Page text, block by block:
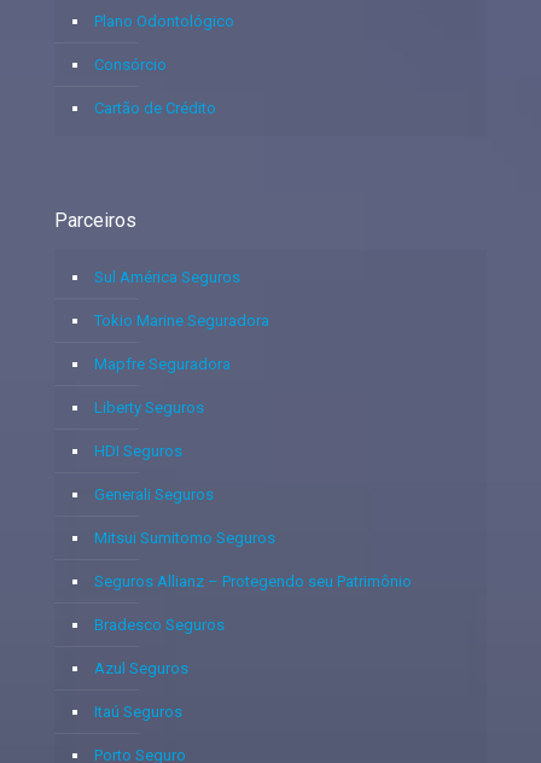
Plano Odontológico
Consórcio
Cartão de Crédito
Parceiros
Sul América Seguros
Tokio Marine Seguradora
Mapfre Seguradora
Liberty Seguros
HDI Seguros
Generali Seguros
Mitsui Sumitomo Seguros
Seguros Allianz – Protegendo seu Patrimônio
Bradesco Seguros
Azul Seguros
Itaú Seguros
Porto Seguro